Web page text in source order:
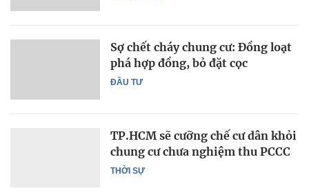
ĐẦU TƯ
Sợ chết cháy chung cư: Đồng loạt
phá hợp đồng, bỏ đặt cọc
THỜI SỰ
TP.HCM sẽ cưỡng chế cư dân khỏi
chung cư chưa nghiệm thu PCCC